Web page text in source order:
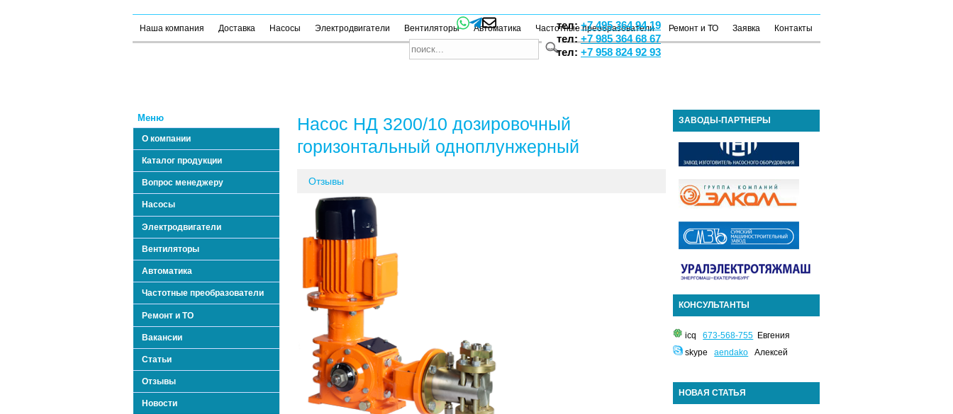
тел:+7 495 364 94 19
тел:+7 985 364 68 67
тел: +7 958 824 92 93
Наша компания Доставка Насосы Электродвигатели Вентиляторы Автоматика Частотные преобразователи Ремонт и ТО Заявка Контакты
Меню
О компании
Каталог продукции
Вопрос менеджеру
Насосы
Электродвигатели
Вентиляторы
Автоматика
Частотные преобразователи
Ремонт и ТО
Вакансии
Статьи
Отзывы
Новости
Насос НД 3200/10 дозировочный
горизонтальный одноплунжерный
Отзывы
ЗАВОДЫ-ПАРТНЕРЫ
КОНСУЛЬТАНТЫ
icq673-568-755 Евгения
skypeaendako Алексей
НОВАЯ СТАТЬЯ